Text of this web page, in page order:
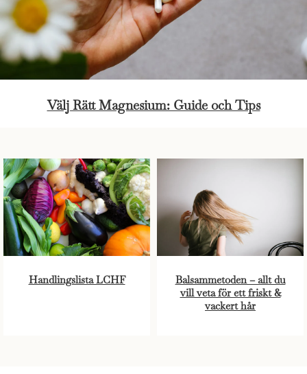
Välj Rätt Magnesium: Guide och Tips
Handlingslista LCHF
Balsammetoden – allt du
vill veta för ett friskt &
vackert hår